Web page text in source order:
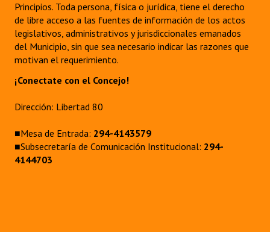
Principios. Toda persona, física o jurídica, tiene el derecho
de libre acceso a las fuentes de información de los actos
legislativos, administrativos y jurisdiccionales emanados
del Municipio, sin que sea necesario indicar las razones que
motivan el requerimiento.
¡Conectate con el Concejo!
Dirección: Libertad 80
■Mesa de Entrada: 294-4143579
■Subsecretaría de Comunicación Institucional: 294-
4144703